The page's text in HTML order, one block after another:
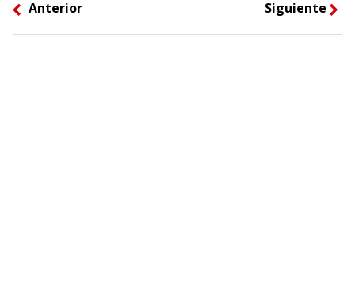
left Anterior Siguiente right